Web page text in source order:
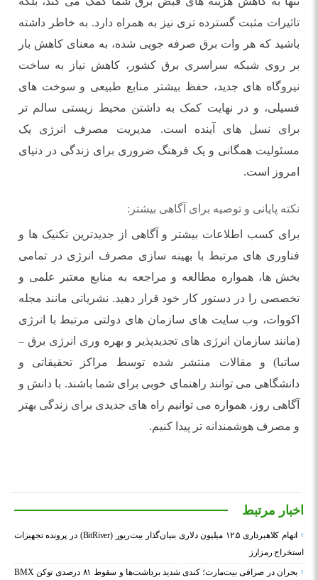
تاثیرات مثبت گسترده تری نیز به همراه دارد. به خاطر داشته
باشید که هر وات برق صرفه جویی شده، به معنای کاهش بار
بر روی شبکه سراسری برق کشور، کاهش نیاز به ساخت
نیروگاه های جدید، حفظ بیشتر منابع طبیعی و سوخت های
فسیلی، و در نهایت کمک به داشتن محیط زیستی سالم تر
برای نسل های آینده است. مدیریت مصرف انرژی یک
مسئولیت همگانی و یک فرهنگ ضروری برای زندگی در دنیای
امروز است.
نکته پایانی و توصیه برای آگاهی بیشتر:
برای کسب اطلاعات بیشتر و آگاهی از جدیدترین تکنیک ها و
فناوری های مرتبط با بهینه سازی مصرف انرژی در تمامی
بخش ها، همواره مطالعه و مراجعه به منابع معتبر علمی و
تخصصی را در دستور کار خود قرار دهید. نشریاتی مانند مجله
اکووات، وب سایت های سازمان های دولتی مرتبط با انرژی
(مانند سازمان انرژی های تجدیدپذیر و بهره وری انرژی برق –
ساتبا) و مقالات منتشر شده توسط مراکز تحقیقاتی و
دانشگاهی می توانند راهنمای خوبی برای شما باشند. با دانش و
آگاهی روز، همواره می توانیم راه های جدیدی برای زندگی بهتر
و مصرف هوشمندانه تر پیدا کنیم.
اخبار مرتبط
اتهام کلاهبرداری ۱۲.۵ میلیون دلاری بنیان‌گذار بیت‌ریور (BitRiver) در پرونده تجهیزات
استخراج رمزارز
بحران در صرافی بیت‌مارت؛ کندی شدید برداشت‌ها و سقوط ۸۱ درصدی توکن BMX